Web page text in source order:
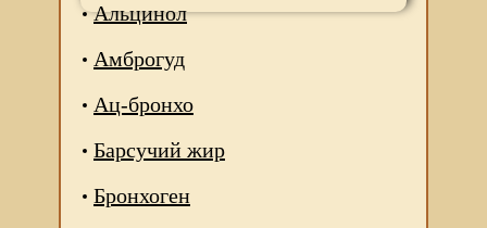
Альцинол
Амброгуд
Ац-бронхо
Барсучий жир
Бронхоген